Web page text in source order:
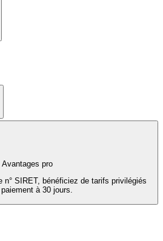
Avantages pro
n° SIRET, bénéficiez de tarifs privilégiés
à 30 jours.